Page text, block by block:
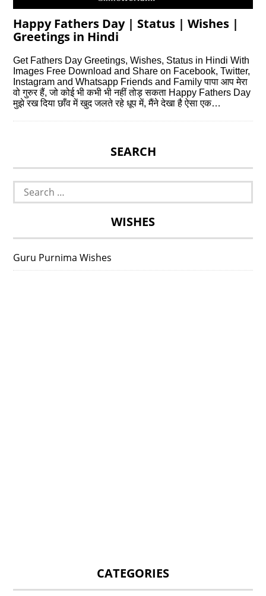
Happy Fathers Day | Status | Wishes |
Greetings in Hindi
Get Fathers Day Greetings, Wishes, Status in Hindi With
Images Free Download and Share on Facebook, Twitter,
Instagram and Whatsapp Friends and Family पापा आप मेरा
वो गुरुर हैं, जो कोई भी कभी भी नहीं तोड़ सकता Happy Fathers Day
मुझे रख दिया छाँव में खुद जलते रहे धूप में, मैंने देखा है ऐसा एक…
SEARCH
Search
for:
WISHES
Guru Purnima Wishes
CATEGORIES